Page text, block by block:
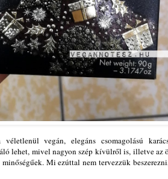
vegán, elegáns csomagolású
lehet, mivel nagyon szép kívülről is, illetve az
Mi ezúttal nem tervezzük